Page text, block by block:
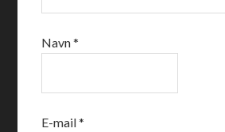
Navn*
E-mail*